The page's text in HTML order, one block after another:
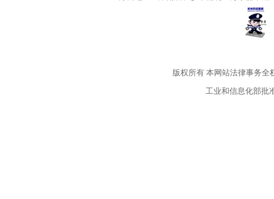
版权所有本网站法律事务全
工业和信息化部批